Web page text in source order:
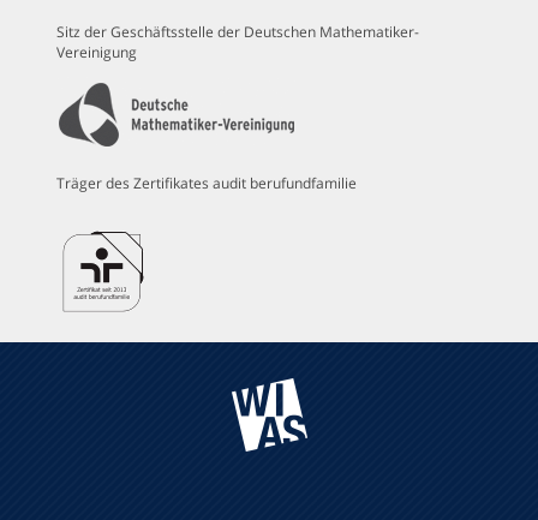
Sitz der Geschäftsstelle der Deutschen Mathematiker-
Vereinigung
Träger des Zertifikates audit berufundfamilie